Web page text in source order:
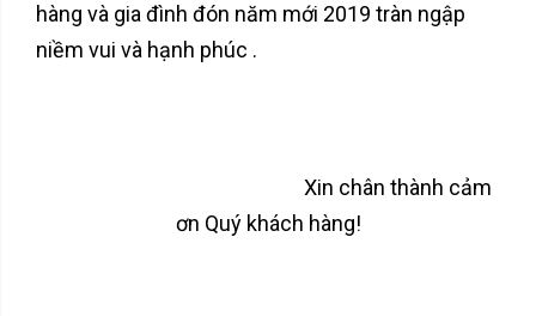
hàng và gia đình đón năm mới 2019 tràn ngập
niềm vui và hạnh phúc .
Xin chân thành cảm
ơn Quý khách hàng!